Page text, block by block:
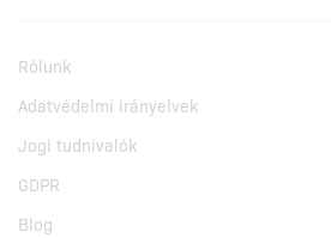
Rólunk
Adatvédelmi irányelvek
Jogi tudnivalók
GDPR
Blog